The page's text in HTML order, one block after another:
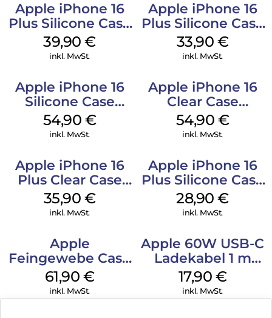
Apple iPhone 16
Plus Silicone Case
MagSafe Plum
39,90€
inkl. MwSt.
Apple iPhone 16
Plus Silicone Case
MagSafe Lake
Green
33,90 €
inkl. MwSt.
Apple iPhone 16
Silicone Case
MagSafe Black
54,90 €
inkl. MwSt.
Apple iPhone 16
Clear Case
MagSafe
Transparent
54,90 €
inkl. MwSt.
Apple iPhone 16
Plus Clear Case
MagSafe
Transparent
35,90 €
inkl. MwSt.
Apple iPhone 16
Plus Silicone Case
MagSafe Black
28,90€
inkl. MwSt.
Apple
Feingewebe Case
iPhone 15 Pro
MagSafe Schwarz
61,90 €
inkl. MwSt.
Apple 60W USB-C
Ladekabel 1 m
Weiß
17,90 €
inkl. MwSt.